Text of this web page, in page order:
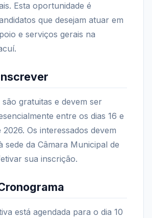
Esta oportunidade é
que desejam atuar em
e serviços gerais na
gratuitas e devem ser
entre os dias 16 e
Os interessados devem
sede da Câmara Municipal de
sua inscrição.
está agendada para o dia 10